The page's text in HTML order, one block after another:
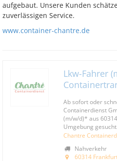
aufgebaut. Unsere Kunden
zuverlässigen Service.
www.container-chantre.de
Lkw-Fahrer
Ab sofort oder
Containerdienst
(m/w/d)* aus
Umgebung gesucht.
Chantre
Nahverkehr
60314